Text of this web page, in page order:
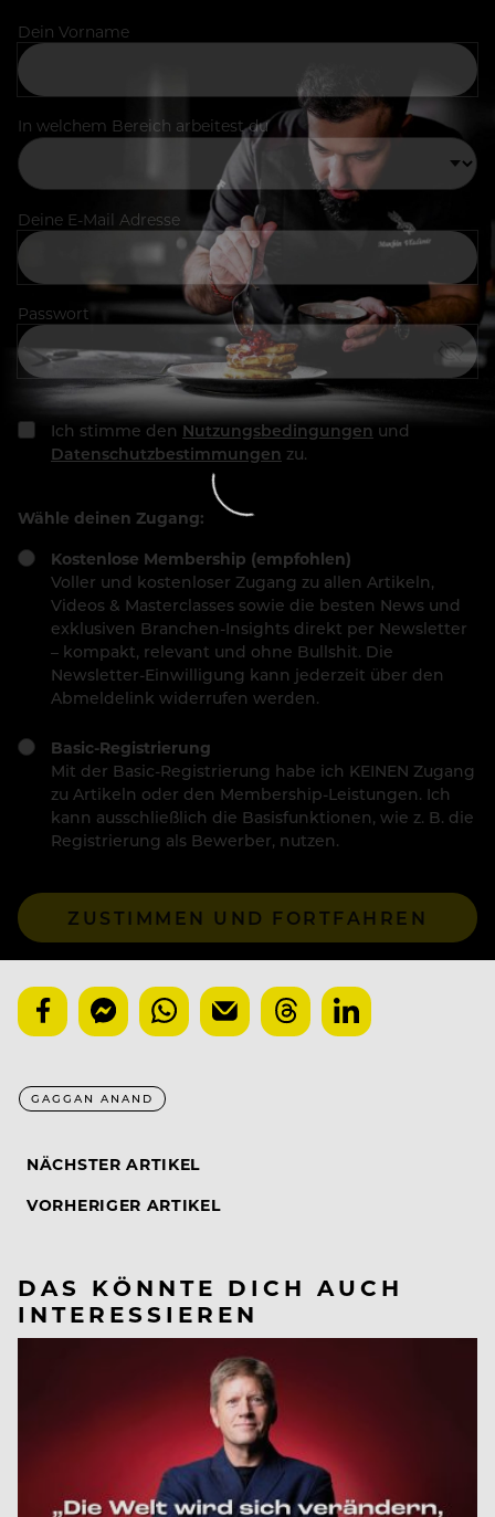
Dein Vorname
In welchem Bereich arbeitest du
Deine E-Mail Adresse
Passwort
Ich stimme den Nutzungsbedingungen und
Datenschutzbestimmungen zu.
Wähle deinen Zugang:
Kostenlose Membership (empfohlen)
Voller und kostenloser Zugang zu allen Artikeln,
Videos & Masterclasses sowie die besten News und
exklusiven Branchen-Insights direkt per Newsletter
– kompakt, relevant und ohne Bullshit. Die
Newsletter-Einwilligung kann jederzeit über den
Abmeldelink widerrufen werden.
Basic-Registrierung
Mit der Basic-Registrierung habe ich KEINEN Zugang
zu Artikeln oder den Membership-Leistungen. Ich
kann ausschließlich die Basisfunktionen, wie z. B. die
Registrierung als Bewerber, nutzen.
ZUSTIMMEN UND FORTFAHREN
GAGGAN ANAND
NÄCHSTER ARTIKEL
VORHERIGER ARTIKEL
DAS KÖNNTE DICH AUCH
INTERESSIEREN